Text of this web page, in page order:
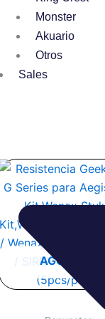
Monster
Akuario
Otros
Sales
AGOTADO
Este
tiene